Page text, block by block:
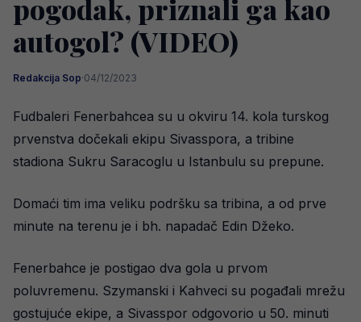
pogodak, priznali ga kao
autogol? (VIDEO)
Redakcija Sop·04/12/2023
Fudbaleri Fenerbahcea su u okviru 14. kola turskog
prvenstva dočekali ekipu Sivasspora, a tribine
stadiona Sukru Saracoglu u Istanbulu su prepune.
Domaći tim ima veliku podršku sa tribina, a od prve
minute na terenu je i bh. napadač Edin Džeko.
Fenerbahce je postigao dva gola u prvom
poluvremenu. Szymanski i Kahveci su pogađali mrežu
gostujuće ekipe, a Sivasspor odgovorio u 50. minuti